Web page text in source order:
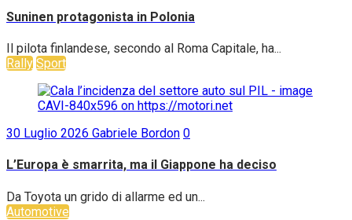
Suninen protagonista in Polonia
Il pilota finlandese, secondo al Roma Capitale, ha...
Rally Sport
30 Luglio 2026 Gabriele Bordon 0
L’Europa è smarrita, ma il Giappone ha deciso
Da Toyota un grido di allarme ed un...
Automotive